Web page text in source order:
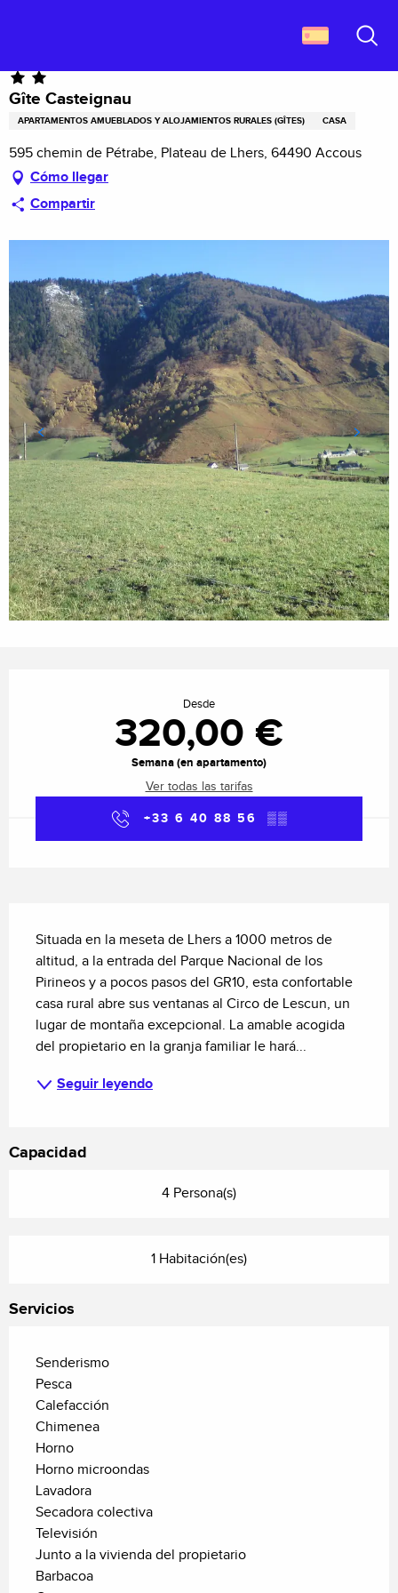
principal
Gîte Casteignau
APARTAMENTOS AMUEBLADOS Y ALOJAMIENTOS RURALES (GÎTES) CASA
595 chemin de Pétrabe, Plateau de Lhers, 64490 Accous
Cómo llegar
Compartir
Desde
320,00 €
Semana (en apartamento)
Ver todas las tarifas
+33 6 40 88 56 ▒▒
Situada en la meseta de Lhers a 1000 metros de
altitud, a la entrada del Parque Nacional de los
Pirineos y a pocos pasos del GR10, esta confortable
casa rural abre sus ventanas al Circo de Lescun, un
lugar de montaña excepcional. La amable acogida
del propietario en la granja familiar le hará...
Seguir leyendo
Capacidad
4 Persona(s)
1 Habitación(es)
Servicios
Senderismo
Pesca
Calefacción
Chimenea
Horno
Horno microondas
Lavadora
Secadora colectiva
Televisión
Junto a la vivienda del propietario
Barbacoa